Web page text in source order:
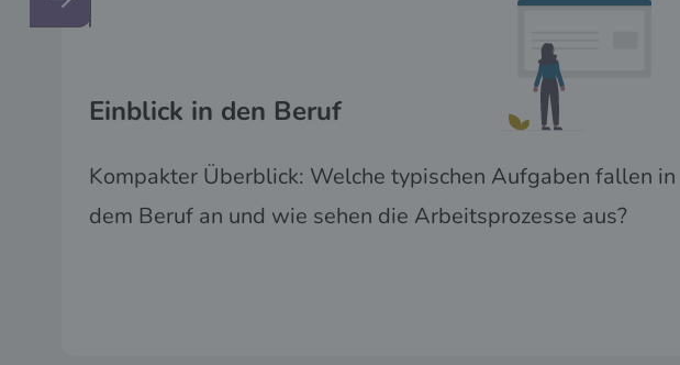
Einblick in den Beruf
Kompakter Überblick: Welche typischen Aufgaben fallen in
dem Beruf an und wie sehen die Arbeitsprozesse aus?